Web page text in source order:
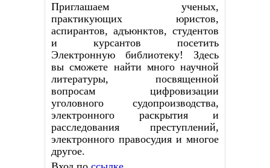
Приглашаем ученых,
практикующих юристов,
аспирантов, адъюнктов, студентов
и курсантов посетить
Электронную библиотеку! Здесь
вы сможете найти много научной
литературы, посвященной
вопросам цифровизации
уголовного судопроизводства,
электронного раскрытия и
расследования преступлений,
электронного правосудия и многое
другое.